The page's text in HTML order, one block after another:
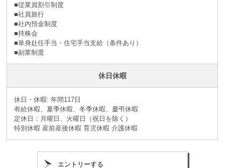
■従業員割引制度
■社員旅⾏
■社内預⾦制度
■持株会
■単身赴任手当・住宅手当支給（条件あり）
■副業制度
休日休暇
休日・休暇: 年間117日
有給休暇、夏季休暇、冬季休暇、慶弔休暇
定休日：月曜日、火曜日（祝日を除く）
特別休暇 産前産後休暇 育児休暇 介護休暇
エントリーする